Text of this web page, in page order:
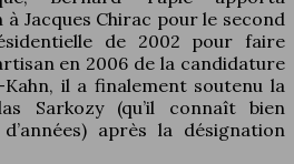
Jacques Chirac pour le second
de 2002 pour faire
en 2006 de la candidature
il a finalement soutenu la
Sarkozy (qu’il connaît bien
après la désignation